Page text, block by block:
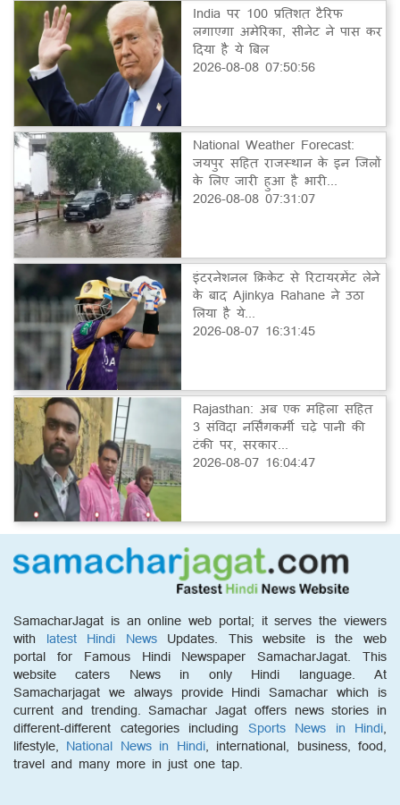
India पर 100 प्रतिशत टैरिफ
लगाएगा अमेरिका, सीनेट ने पास कर
दिया है ये बिल
2026-08-08 07:50:56
National Weather Forecast:
जयपुर सहित राजस्थान के इन जिलों
के लिए जारी हुआ है भारी...
2026-08-08 07:31:07
इंटरनेशनल क्रिकेट से रिटायरमेंट लेने
के बाद Ajinkya Rahane ने उठा
लिया है ये...
2026-08-07 16:31:45
Rajasthan: अब एक महिला सहित
3 संविदा नर्सिंगकर्मी चढ़े पानी की
टंकी पर, सरकार...
2026-08-07 16:04:47
SamacharJagat is an online web portal; it serves the viewers
with latest Hindi NewsUpdates. This website is the web
portal for Famous Hindi Newspaper SamacharJagat. This
website caters News in only Hindi language. At
Samacharjagat we always provide Hindi Samachar which is
current and trending. Samachar Jagat offers news stories in
different-different categories including Sports News in Hindi,
lifestyle, National News in Hindi, international, business, food,
travel and many more in just one tap.